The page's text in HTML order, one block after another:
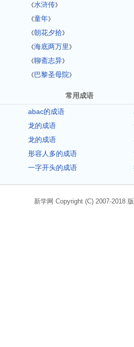
《水浒传》
《童年》
《朝花夕拾》
《海底两万里 》
《聊斋志异》
《巴黎圣母院》
常用成语
abac的成语
龙的成语
龙的成语
形容人多的成语
一字开头的成语
新学网 Copyright (C) 2007-2018